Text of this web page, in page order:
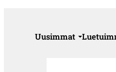
Uusimmat